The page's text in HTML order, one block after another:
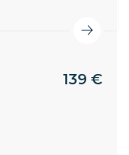
139 €